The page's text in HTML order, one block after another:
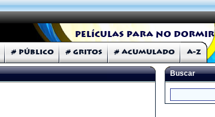
Películas para no dormir
# Público # Gritos # Acumulado A-Z
Buscar